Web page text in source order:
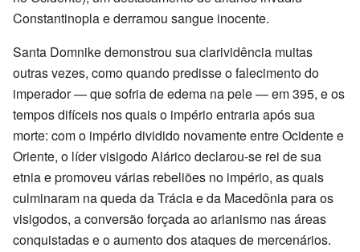
Constantinopla e derramou sangue inocente.
Santa Domnike demonstrou sua clarividência muitas
outras vezes, como quando predisse o falecimento do
imperador — que sofria de edema na pele — em 395, e os
tempos difíceis nos quais o império entraria após sua
morte: com o império dividido novamente entre Ocidente e
Oriente, o líder visigodo Alárico declarou-se rei de sua
etnia e promoveu várias rebeliões no império, as quais
culminaram na queda da Trácia e da Macedônia para os
visigodos, a conversão forçada ao arianismo nas áreas
conquistadas e o aumento dos ataques de mercenários.